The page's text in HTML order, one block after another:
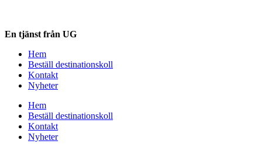
En tjänst från UG
Hem
Beställ destinationskoll
Kontakt
Nyheter
Hem
Beställ destinationskoll
Kontakt
Nyheter